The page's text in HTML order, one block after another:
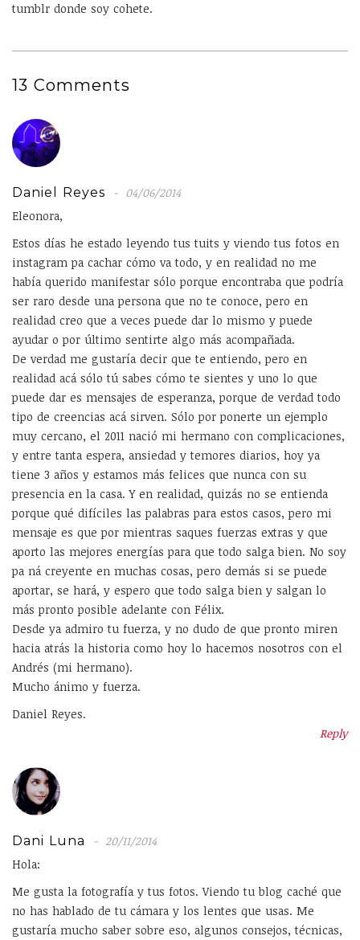
tumblr donde soy cohete.
13 Comments
Daniel Reyes
04/06/2014
Eleonora,
Estos días he estado leyendo tus tuits y viendo tus fotos en
instagram pa cachar cómo va todo, y en realidad no me
había querido manifestar sólo porque encontraba que podría
ser raro desde una persona que no te conoce, pero en
realidad creo que a veces puede dar lo mismo y puede
ayudar o por último sentirte algo más acompañada.
De verdad me gustaría decir que te entiendo, pero en
realidad acá sólo tú sabes cómo te sientes y uno lo que
puede dar es mensajes de esperanza, porque de verdad todo
tipo de creencias acá sirven. Sólo por ponerte un ejemplo
muy cercano, el 2011 nació mi hermano con complicaciones,
y entre tanta espera, ansiedad y temores diarios, hoy ya
tiene 3 años y estamos más felices que nunca con su
presencia en la casa. Y en realidad, quizás no se entienda
porque qué difíciles las palabras para estos casos, pero mi
mensaje es que por mientras saques fuerzas extras y que
aporto las mejores energías para que todo salga bien. No soy
pa ná creyente en muchas cosas, pero demás si se puede
aportar, se hará, y espero que todo salga bien y salgan lo
más pronto posible adelante con Félix.
Desde ya admiro tu fuerza, y no dudo de que pronto miren
hacia atrás la historia como hoy lo hacemos nosotros con el
Andrés (mi hermano).
Mucho ánimo y fuerza.
Daniel Reyes.
Reply
Dani Luna
20/11/2014
Hola:
Me gusta la fotografía y tus fotos. Viendo tu blog caché que
no has hablado de tu cámara y los lentes que usas. Me
gustaría mucho saber sobre eso, algunos consejos, técnicas,